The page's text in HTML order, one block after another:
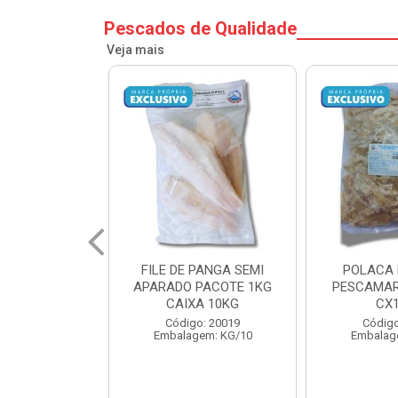
Pescados de Qualidade
Veja mais
POLACA DESFIADA
PESCAMARES PCT5KG
CX10KG
Código: 20161
Embalagem: KG/10
POLACA